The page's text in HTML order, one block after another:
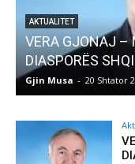
I NJOHUR I
ITALI